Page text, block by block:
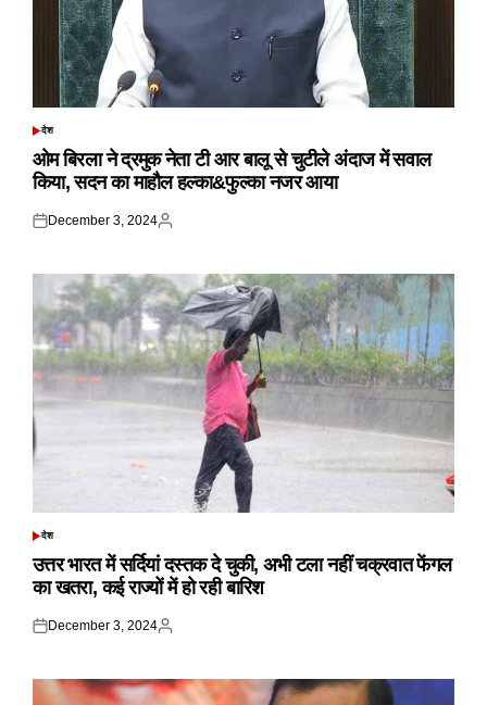
POSTED
देश
ओम बिरला ने द्रमुक नेता टी आर बालू से चुटीले अंदाज में सवाल
किया, सदन का माहौल हल्का&फुल्का नजर आया
Posted
December 3, 2024
Posted
POSTED
देश
उत्तर भारत में सर्दियां दस्तक दे चुकी, अभी टला नहीं चक्रवात फेंगल
का खतरा, कई राज्यों में हो रही बारिश
Posted
December 3, 2024
Posted